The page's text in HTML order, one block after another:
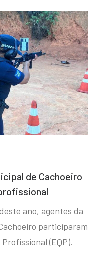
de Cachoeiro
ano, agentes da
participaram
(EQP).